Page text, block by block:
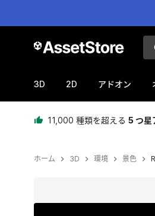
3D 2D アドオン
11,000 種類を超える 5 つ星
ホーム 3D 環境 景色